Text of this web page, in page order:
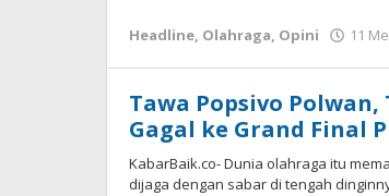
Headline, Olahraga, Opini 11
Tawa Popsivo
Gagal ke Grand Final
KabarBaik.co- Dunia olahraga itu
dijaga dengan sabar di tengah